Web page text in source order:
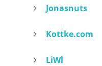
Jonasnuts
Kottke.com
LiWl